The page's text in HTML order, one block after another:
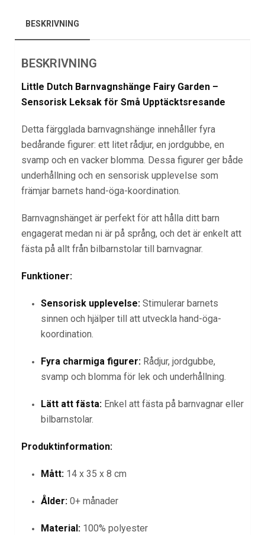
BESKRIVNING
BESKRIVNING
Little Dutch Barnvagnshänge Fairy Garden –
Sensorisk Leksak för Små Upptäcktsresande
Detta färgglada barnvagnshänge innehåller fyra
bedårande figurer: ett litet rådjur, en jordgubbe, en
svamp och en vacker blomma. Dessa figurer ger både
underhållning och en sensorisk upplevelse som
främjar barnets hand-öga-koordination.
Barnvagnshänget är perfekt för att hålla ditt barn
engagerat medan ni är på språng, och det är enkelt att
fästa på allt från bilbarnstolar till barnvagnar.
Funktioner:
Sensorisk upplevelse:Stimulerar barnets
sinnen och hjälper till att utveckla hand-öga-
koordination.
Fyra charmiga figurer:Rådjur, jordgubbe,
svamp och blomma för lek och underhållning.
Lätt att fästa:Enkel att fästa på barnvagnar eller
bilbarnstolar.
Produktinformation:
Mått:14 x 35 x 8 cm
Ålder:0+ månader
Material:100% polyester